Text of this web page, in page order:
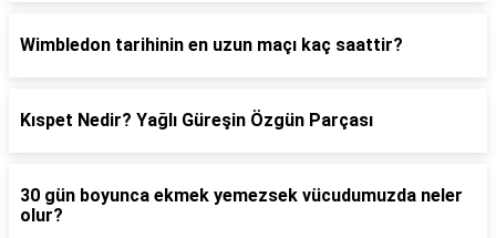
Wimbledon tarihinin en uzun maçı kaç saattir?
Kıspet Nedir? Yağlı Güreşin Özgün Parçası
30 gün boyunca ekmek yemezsek vücudumuzda neler
olur?